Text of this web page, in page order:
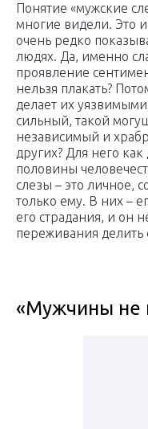
Понятие «мужские
многие видели. Это
очень редко
людях. Да, именно
проявление
нельзя плакать?
делает их
сильный, такой
независимый и
других? Для него
половины
слезы – это личное,
только ему. В них –
его страдания, и он
переживания делить
«Мужчины не